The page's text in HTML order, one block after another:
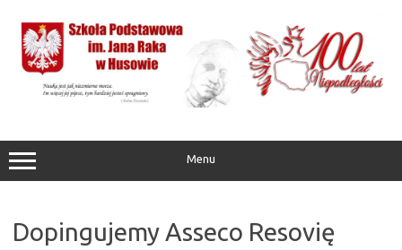
treści
Menu
Dopingujemy Asseco Resovię